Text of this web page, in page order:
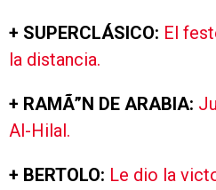
+ SUPERCLÁSICO: El
la distancia.
+ RAMÃ”N DE ARABIA:
Al-Hilal.
+ BERTOLO: Le dio la